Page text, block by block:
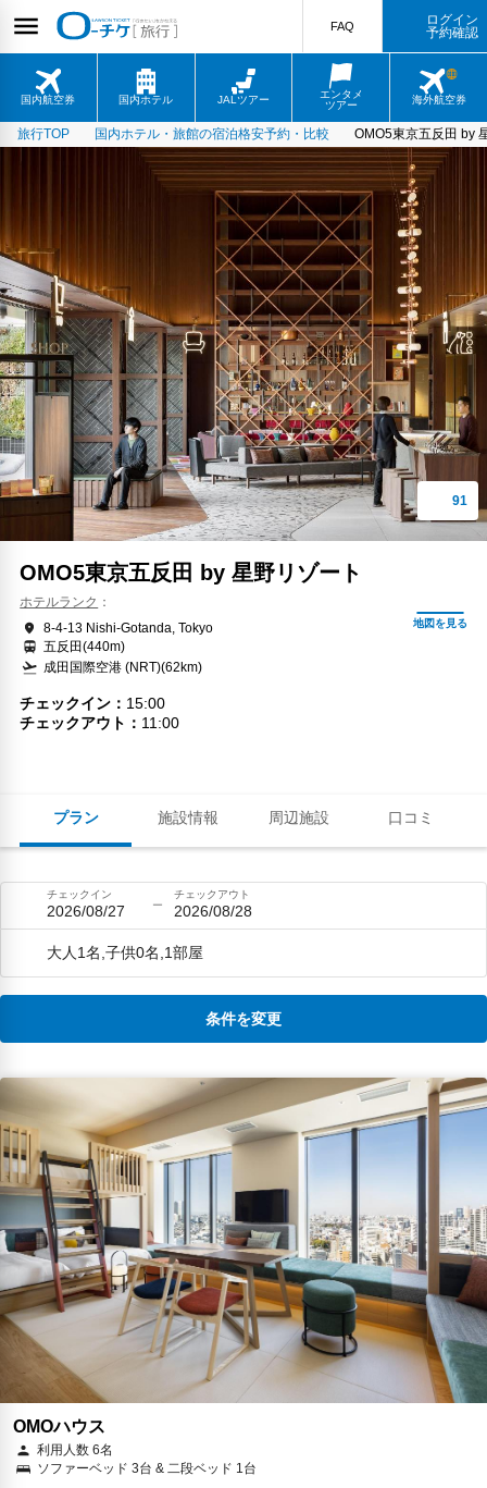
国内航空券 国内ホテル JALツアー
エンタメ
ツアー
海外航空券
FAQ
ログイン
予約確認
旅行TOP 国内ホテル・旅館の宿泊格安予約・比較 OMO5東京五反田 by
プラン 施設情報 周辺施設 口コミ
OMO5東京五反田 by 星野リゾート
ホテルランク
8-4-13 Nishi-Gotanda, Tokyo
五反田(440m)
成田国際空港 (NRT)(62km)
チェックイン
15:00
チェックアウト
11:00
チェックイン
2026/08/27
チェックアウト
2026/08/28
大人1名,子供0名,1部屋
条件を変更
OMOハウス
利用人数 6名
ソファーベッド 3台 & 二段ベッド 1台